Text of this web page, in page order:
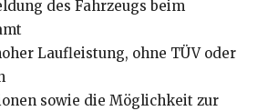
des Fahrzeugs beim
Laufleistung, ohne TÜV oder
sowie die Möglichkeit zur